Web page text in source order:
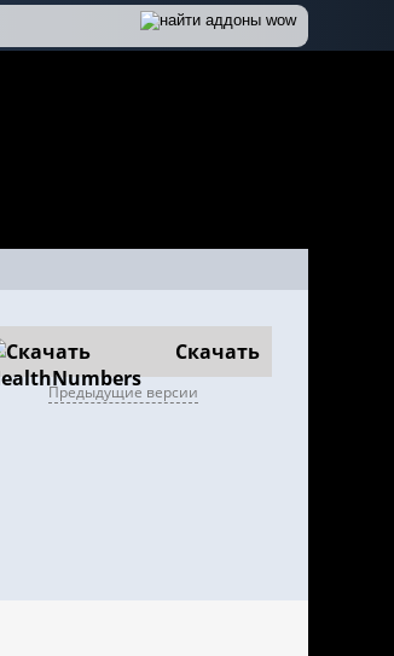
Скачать
Предыдущие версии